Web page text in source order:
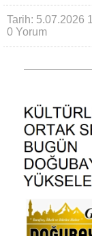
Tarih: 5.07.2026
0 Yorum